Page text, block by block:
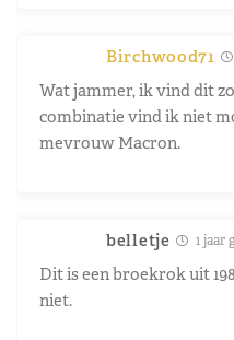
Birchwood71
Wat jammer, ik vind dit
combinatie vind ik niet
mevrouw Macron.
belletje 1 jaar
Dit is een broekrok uit
niet.